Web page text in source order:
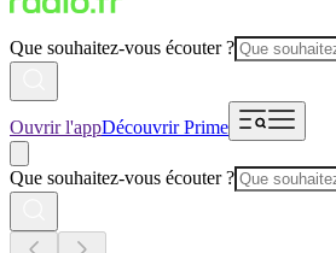
Que souhaitez-vous écouter ?
Ouvrir l'appDécouvrir Prime
Que souhaitez-vous écouter ?